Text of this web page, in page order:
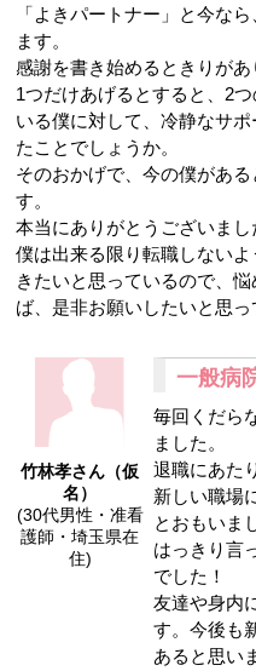
「よきパートナー」と今な
ます。
感謝を書き始めるときりがあ
1つだけあげるとすると、2
いる僕に対して、冷静なサ
たことでしょうか。
そのおかげで、今の僕がある
す。
本当にありがとうございまし
僕は出来る限り転職しない
きたいと思っているので、
ば、是非お願いしたいと思っ
竹林孝さん（仮
名）
(30代男性・准看
護師・埼玉県在
住)
一般病
毎回くだら
ました。
退職にあた
新しい職場
とおもいま
はっきり言
でした！
友達や身内
す。今後も
あると思い